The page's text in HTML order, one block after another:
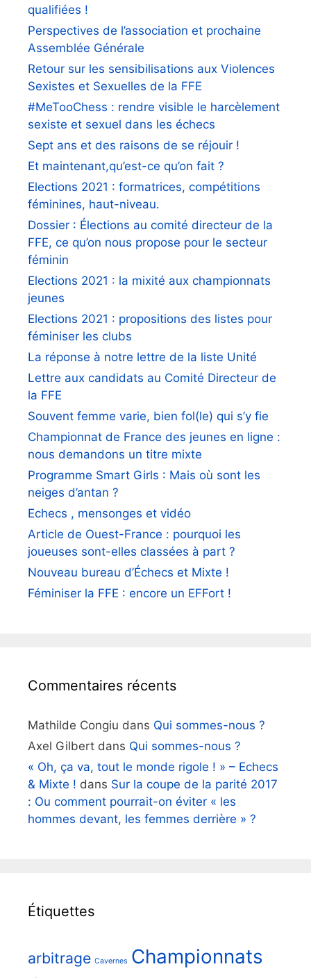
qualifiées !
Perspectives de l’association et prochaine
Assemblée Générale
Retour sur les sensibilisations aux Violences
Sexistes et Sexuelles de la FFE
#MeTooChess : rendre visible le harcèlement
sexiste et sexuel dans les échecs
Sept ans et des raisons de se réjouir !
Et maintenant,qu’est-ce qu’on fait ?
Elections 2021 : formatrices, compétitions
féminines, haut-niveau.
Dossier : Élections au comité directeur de la
FFE, ce qu’on nous propose pour le secteur
féminin
Elections 2021 : la mixité aux championnats
jeunes
Elections 2021 : propositions des listes pour
féminiser les clubs
La réponse à notre lettre de la liste Unité
Lettre aux candidats au Comité Directeur de
la FFE
Souvent femme varie, bien fol(le) qui s’y fie
Championnat de France des jeunes en ligne :
nous demandons un titre mixte
Programme Smart Girls : Mais où sont les
neiges d’antan ?
Echecs , mensonges et vidéo
Article de Ouest-France : pourquoi les
joueuses sont-elles classées à part ?
Nouveau bureau d’Échecs et Mixte !
Féminiser la FFE : encore un EFFort !
Commentaires récents
Mathilde Congiu dans Qui sommes-nous ?
Axel Gilbert dans Qui sommes-nous ?
« Oh, ça va, tout le monde rigole ! » – Echecs
& Mixte ! dans Sur la coupe de la parité 2017
: Ou comment pourrait-on éviter « les
hommes devant, les femmes derrière » ?
Étiquettes
arbitrage Cavernes Championnats